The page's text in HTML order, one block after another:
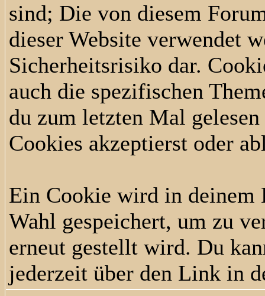
sind; Die von diesem
dieser Website verwendet
Sicherheitsrisiko dar.
auch die spezifischen
du zum letzten Mal
Cookies akzeptierst oder
Ein Cookie wird in deinem
Wahl gespeichert, um zu
erneut gestellt wird. Du
jederzeit über den Link in